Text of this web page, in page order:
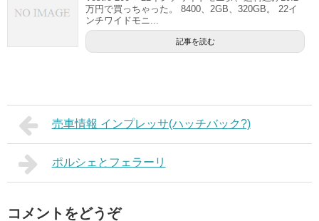
万円で買っちゃった。 8400、2GB、320GB。 22イ
ンチワイドモニ...
記事を読む
売車情報 インプレッサ(ハッチバック?)
ポルシェとフェラーリ
コメントをどうぞ